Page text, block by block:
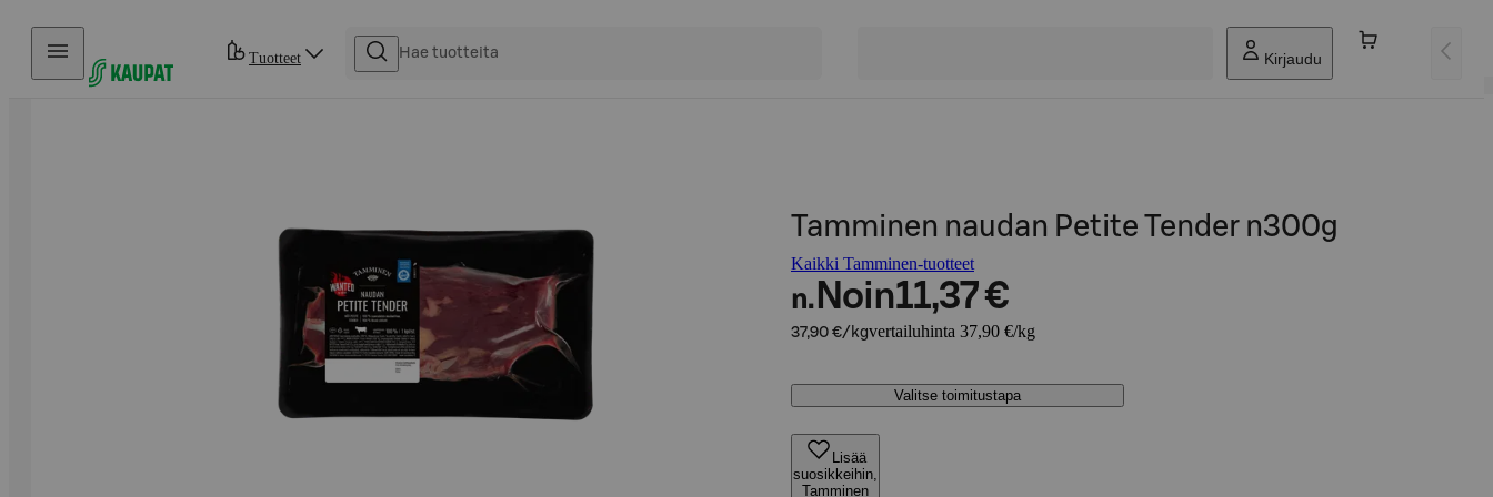
Hyppää sisältöön
Tuotteet Kirjaudu
Tamminen naudan Petite Tender n300g
Kaikki Tamminen-tuotteet
n. Noin11,37 €
37,90 €/kgvertailuhinta 37,90 €/kg
Valitse toimitustapa
Lisää
suosikkeihin,
Tamminen